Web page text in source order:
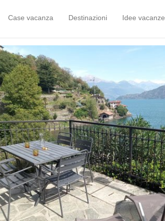
Case vacanza Destinazioni Idee vacanze